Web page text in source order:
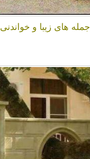
جمله های زیبا و خواندنی